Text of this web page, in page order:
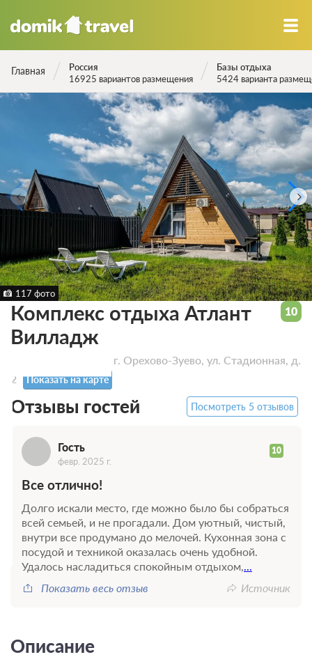
Главная
Россия
16925 вариантов размещения
Базы отдыха
5424 варианта
117 фото
Комплекс отдыха Атлант
Вилладж
Московская обл., г. Орехово-Зуево, ул. Стадионная, д.
2
Показать на карте
10
Отзывы гостей Посмотреть 5 отзывов
Гость 10
февр. 2025 г.
Все отлично!
Долго искали место, где можно было бы собраться
всей семьей, и не прогадали. Дом уютный, чистый,
внутри все продумано до мелочей. Кухонная зона с
посудой и техникой оказалась очень удобной.
Удалось насладиться спокойным отдыхом,...
Показать весь отзыв
Источник
Описание